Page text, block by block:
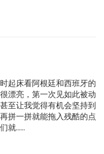
起床看阿根廷和西班牙的
漂亮，第一次见如此被动
至让我觉得有机会坚持到
拼一拼就能拖入残酷的点
就......